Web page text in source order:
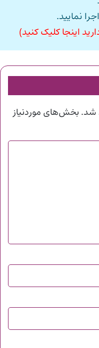
اجرا نمایید.
اینجا کلیک کنید)
شد. بخش‌های موردنیاز